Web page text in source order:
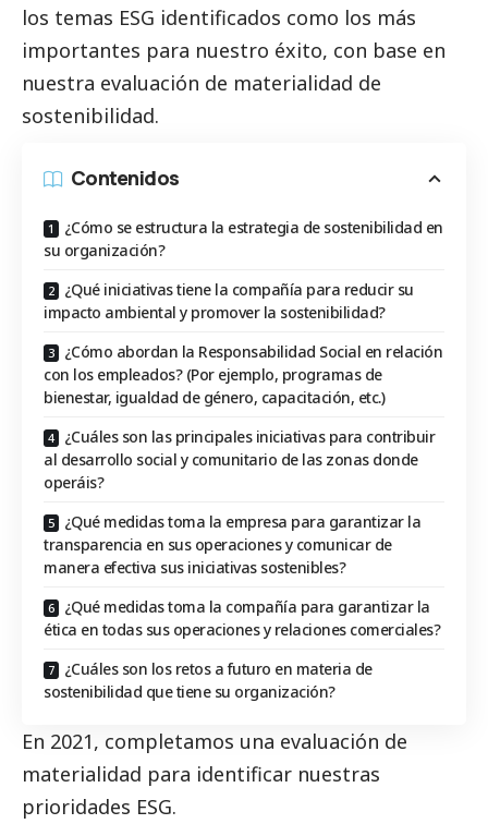
los temas ESG identificados como los más
importantes para nuestro éxito, con base en
nuestra evaluación de materialidad de
sostenibilidad.
Contenidos
¿Cómo se estructura la estrategia de sostenibilidad en
su organización?
¿Qué iniciativas tiene la compañía para reducir su
impacto ambiental y promover la sostenibilidad?
¿Cómo abordan la Responsabilidad Social en relación
con los empleados? (Por ejemplo, programas de
bienestar, igualdad de género, capacitación, etc.)
¿Cuáles son las principales iniciativas para contribuir
al desarrollo social y comunitario de las zonas donde
operáis?
¿Qué medidas toma la empresa para garantizar la
transparencia en sus operaciones y comunicar de
manera efectiva sus iniciativas sostenibles?
¿Qué medidas toma la compañía para garantizar la
ética en todas sus operaciones y relaciones comerciales?
¿Cuáles son los retos a futuro en materia de
sostenibilidad que tiene su organización?
En 2021, completamos una evaluación de
materialidad para identificar nuestras
prioridades ESG.